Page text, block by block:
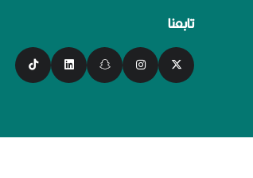
تابعنا